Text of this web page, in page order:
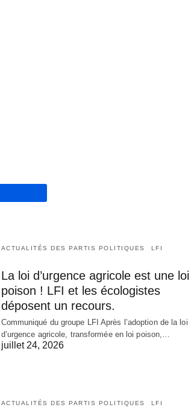
ACTUALITÉS DES PARTIS POLITIQUES LFI
La loi d’urgence agricole est une loi
poison ! LFI et les écologistes
déposent un recours.
Communiqué du groupe LFI Après l’adoption de la loi
d’urgence agricole, transformée en loi poison,…
juillet 24, 2026
ACTUALITÉS DES PARTIS POLITIQUES LFI